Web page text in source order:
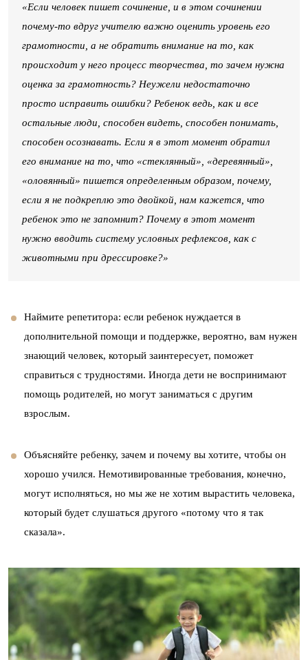
«Если человек пишет сочинение, и в этом сочинении
почему-то вдруг учителю важно оценить уровень его
грамотности, а не обратить внимание на то, как
происходит у него процесс творчества, то зачем нужна
оценка за грамотность? Неужели недостаточно
просто исправить ошибки? Ребенок ведь, как и все
остальные люди, способен видеть, способен понимать,
способен осознавать. Если я в этот момент обратил
его внимание на то, что «стеклянный», «деревянный»,
«оловянный» пишется определенным образом, почему,
если я не подкреплю это двойкой, нам кажется, что
ребенок это не запомнит? Почему в этот момент
нужно вводить систему условных рефлексов, как с
животными при дрессировке?»
Наймите репетитора: если ребенок нуждается в
дополнительной помощи и поддержке, вероятно, вам нужен
знающий человек, который заинтересует, поможет
справиться с трудностями. Иногда дети не воспринимают
помощь родителей, но могут заниматься с другим
взрослым.
Объясняйте ребенку, зачем и почему вы хотите, чтобы он
хорошо учился. Немотивированные требования, конечно,
могут исполняться, но мы же не хотим вырастить человека,
который будет слушаться другого «потому что я так
сказала».